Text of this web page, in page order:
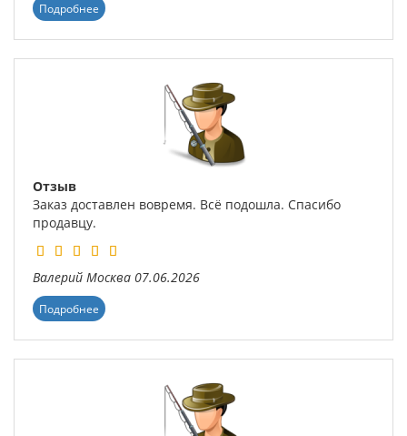
Подробнее
Отзыв
Заказ доставлен вовремя. Всё подошла. Спасибо
продавцу.
Валерий Москва 07.06.2026
Подробнее